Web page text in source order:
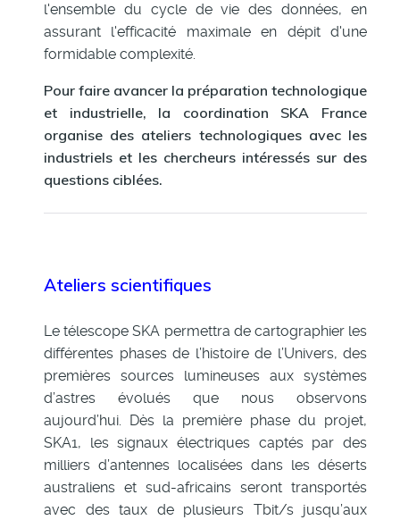
l'ensemble du cycle de vie des données, en
assurant l'efficacité maximale en dépit d'une
formidable complexité.
Pour faire avancer la préparation technologique
et industrielle, la coordination SKA France
organise des ateliers technologiquesavec les
industriels et les chercheurs intéressés sur des
questions ciblées.
Ateliers scientifiques
Le télescope SKA permettra de cartographier les
différentes phases de l’histoire de l’Univers, des
premières sources lumineuses aux systèmes
d’astres évolués que nous observons
aujourd’hui. Dès la première phase du projet,
SKA1, les signaux électriques captés par des
milliers d’antennes localisées dans les déserts
australiens et sud-africains seront transportés
avec des taux de plusieurs Tbit/s jusqu’aux